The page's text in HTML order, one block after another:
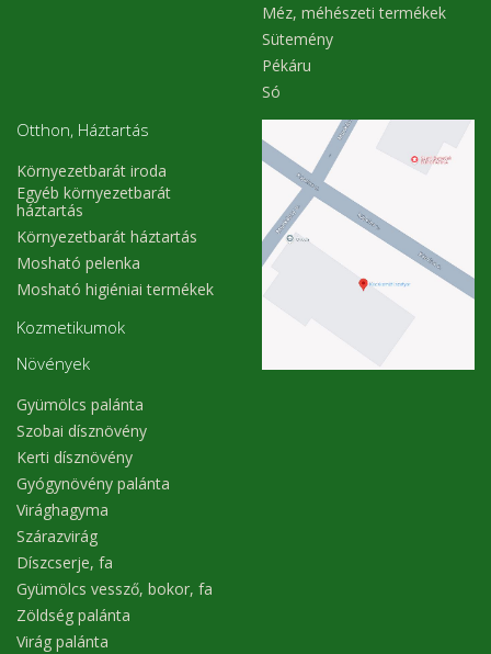
Méz, méhészeti termékek
Sütemény
Pékáru
Só
Otthon, Háztartás
Környezetbarát iroda
Egyéb környezetbarát
háztartás
Környezetbarát háztartás
Mosható pelenka
Mosható higiéniai termékek
Kozmetikumok
Növények
Gyümölcs palánta
Szobai dísznövény
Kerti dísznövény
Gyógynövény palánta
Virághagyma
Szárazvirág
Díszcserje, fa
Gyümölcs vessző, bokor, fa
Zöldség palánta
Virág palánta